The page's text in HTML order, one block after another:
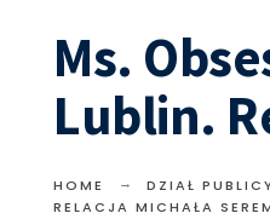
Ms.
Lublin.
HOME DZIAŁ
RELACJA MICHAŁA